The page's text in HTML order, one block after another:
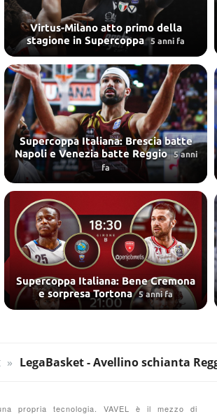
Virtus-Milano atto primo della
stagione in Supercoppa 5 anni fa
Supercoppa Italiana: Brescia batte
Napoli e Venezia batte Reggio 5 anni
fa
Supercoppa Italiana: Bene Cremona
e sorpresa Tortona 5 anni fa
LegaBasket - Avellino schianta
propria tecnologia. VAVEL è il mezzo di